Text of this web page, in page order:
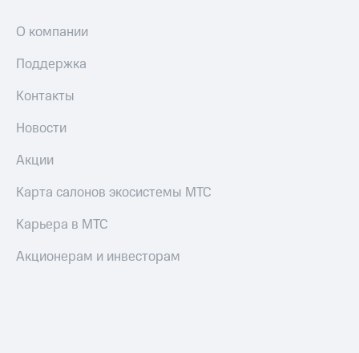
О компании
Поддержка
Контакты
Новости
Акции
Карта салонов экосистемы МТС
Карьера в МТС
Акционерам и инвесторам